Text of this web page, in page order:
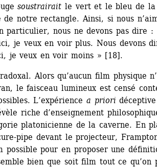
soustrairait le vert et le bleu de la
notre rectangle. Ainsi, si nous
particulier, nous ne devons pas dire :
je veux en voir plus. Nous devons
je veux en voir moins » [18].
Alors qu’aucun film physique
le faisceau lumineux est censé
L’expérience a priori
riche d’enseignement
platonicienne de la caverne. En
pipe devant le projecteur,
possible pour en proposer une
bien que soit film tout ce qu’on